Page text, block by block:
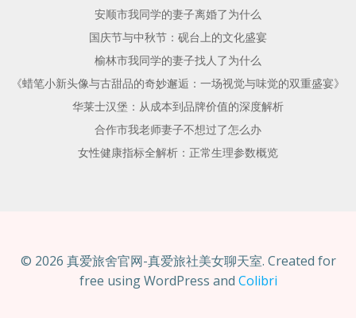
安顺市我同学的妻子离婚了为什么
国庆节与中秋节：砚台上的文化盛宴
榆林市我同学的妻子找人了为什么
《蜡笔小新头像与古甜品的奇妙邂逅：一场视觉与味觉的双重盛宴》
华莱士汉堡：从成本到品牌价值的深度解析
合作市我老师妻子不想过了怎么办
女性健康指标全解析：正常生理参数概览
© 2026 真爱旅舍官网-真爱旅社美女聊天室. Created for
free using WordPress and Colibri